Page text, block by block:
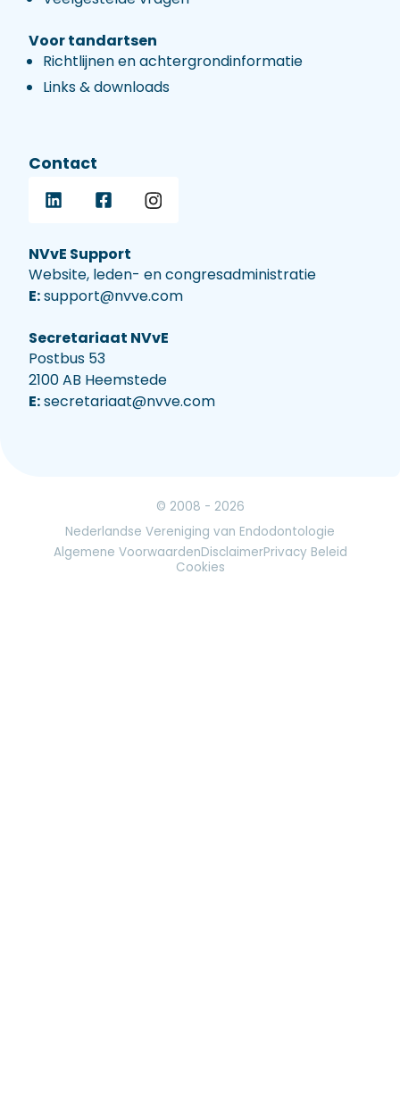
Voor tandartsen
Richtlijnen en achtergrondinformatie
Links & downloads
Contact
NVvE Support
Website, leden- en congresadministratie
E:support@nvve.com
Secretariaat NVvE
Postbus 53
2100 AB Heemstede
E:secretariaat@nvve.com
© 2008 - 2026
Nederlandse Vereniging van Endodontologie
Algemene VoorwaardenDisclaimerPrivacy Beleid
Cookies